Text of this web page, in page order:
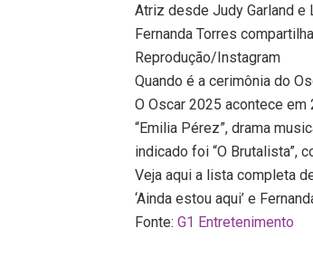
Atriz desde Judy Garland e
Fernanda Torres
Reprodução/Instagram
Quando é a cerimônia do
O Oscar 2025 acontece em
“Emilia Pérez”, drama
indicado foi “O Brutalista”,
Veja aqui a lista completa
‘Ainda estou aqui’ e
Fonte:G1 Entretenimento